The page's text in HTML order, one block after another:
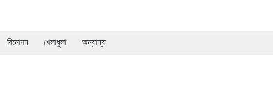
বিনোদন খেলাধুলা অন্যান্য